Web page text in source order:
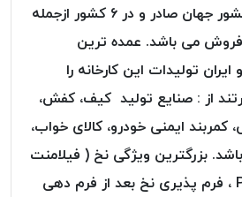
این محصول به ۳۵ کشور جهان صادر و در ۶ کشور ازجمله
فروش می باشد. عمده ترین
تولیدات این کارخانه را
از : صنایع تولید کیف، کفش،
ایمنی خودرو، کالای خواب،
بزرگترین ویژگی نخ ( فیلامنت
– پلی استر )Poly Art ، فرم پذیری نخ بعد از فرم دهی